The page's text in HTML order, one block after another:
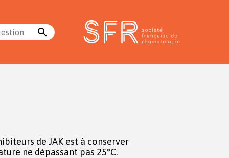
search
de JAK est à conserver
ne dépassant pas 25°C.